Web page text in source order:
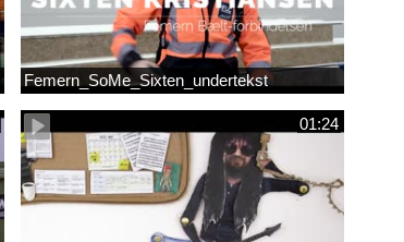
Femern_SoMe_Sixten_undertekst
01:24